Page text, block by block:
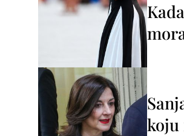
koju